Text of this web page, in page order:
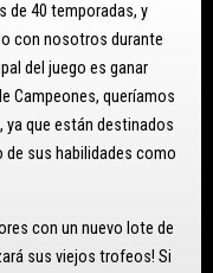
de 40 temporadas, y
con nosotros durante
del juego es ganar
Campeones, queríamos
que están destinados
sus habilidades como
con un nuevo lote de
sus viejos trofeos! Si